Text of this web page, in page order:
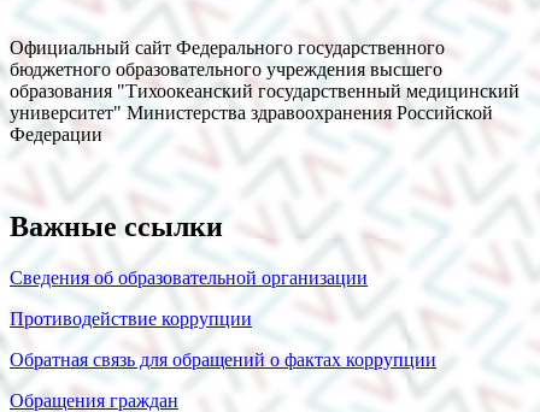
Официальный сайт Федерального государственного
бюджетного образовательного учреждения высшего
образования "Тихоокеанский государственный медицинский
университет" Министерства здравоохранения Российской
Федерации
Важные ссылки
Сведения об образовательной организации
Противодействие коррупции
Обратная связь для обращений о фактах коррупции
Обращения граждан